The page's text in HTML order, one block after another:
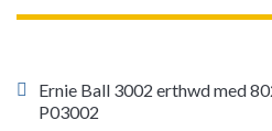
Ernie Ball 3002 erthwd med
P03002